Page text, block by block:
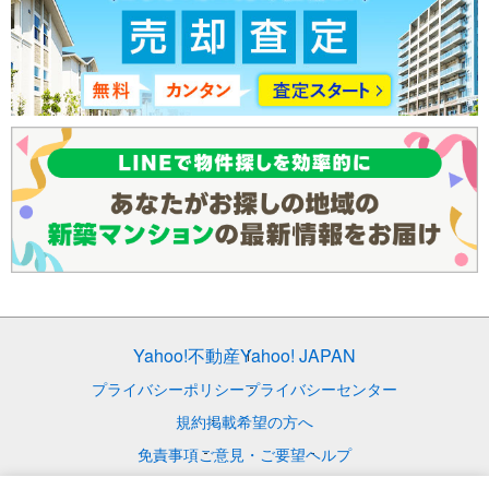
Yahoo!不動産Yahoo! JAPAN
プライバシーポリシープライバシーセンター
規約掲載希望の方へ
免責事項ご意見・ご要望ヘルプ
© LY Corporation